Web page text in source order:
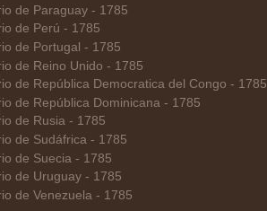
de Paraguay - 1785
de Perú - 1785
de Portugal - 1785
de Reino Unido - 1785
de República Democratica del Congo - 1785
de República Dominicana - 1785
de Rusia - 1785
de Sudáfrica - 1785
de Suecia - 1785
de Uruguay - 1785
de Venezuela - 1785